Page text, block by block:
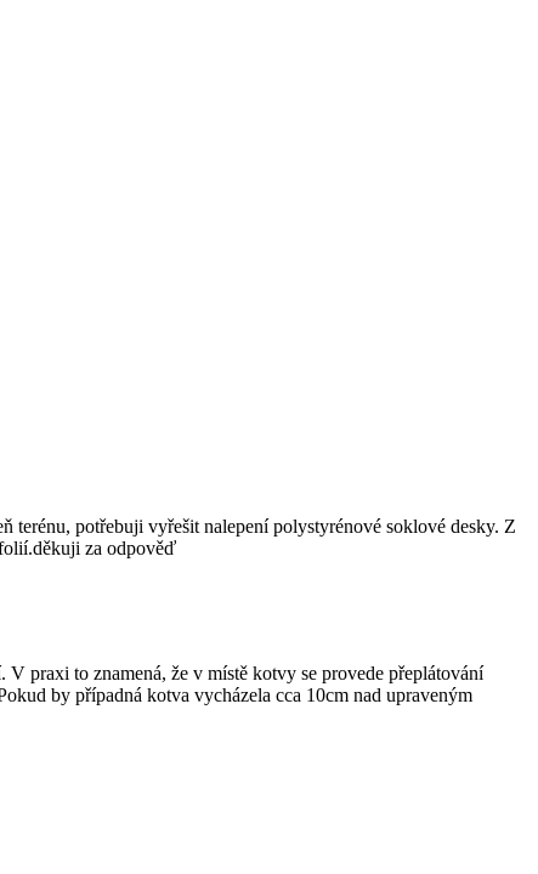
terénu, potřebuji vyřešit nalepení polystyrénové soklové desky. Z
za odpověď
praxi to znamená, že v místě kotvy se provede přeplátování
by případná kotva vycházela cca 10cm nad upraveným